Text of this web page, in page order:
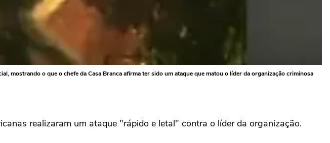
mostrando o que o chefe da Casa Branca afirma ter sido um ataque que matou o líder da organização criminosa
realizaram um ataque "rápido e letal" contra o líder da organização.